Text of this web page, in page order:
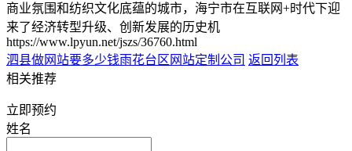
商业氛围和纺织文化底蕴的城市，海宁市在互联网+时代下迎
来了经济转型升级、创新发展的历史机
https://www.lpyun.net/jszs/36760.html
泗县做网站要多少钱雨花台区网站定制公司 返回列表
相关推荐
立即预约
姓名